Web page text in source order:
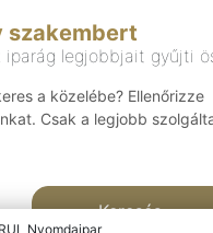
Nyomdaipar
szakembert
iparág legjobbjait gyűjti
a közelébe? Ellenőrizze
Csak a legjobb
Keresés